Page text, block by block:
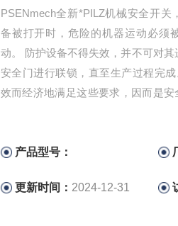
PSENmech全新*PILZ机械安全开关
备被打开时，危险的机器运动必须
动。 防护设备不得失效，并不可对
安全门进行联锁，直至生产过程完
效而经济地满足这些要求，因而是
产品型号：
更新时间： 2024-12-31